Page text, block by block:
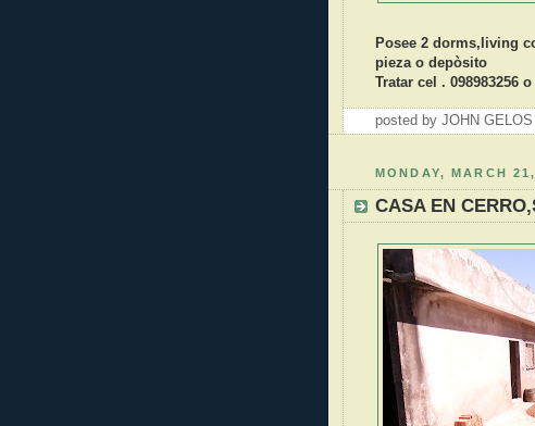
Posee 2 dorms,living
pieza o depòsito
Tratar cel . 098983256
posted by JOHN GELOS
MONDAY, MARCH
CASA EN